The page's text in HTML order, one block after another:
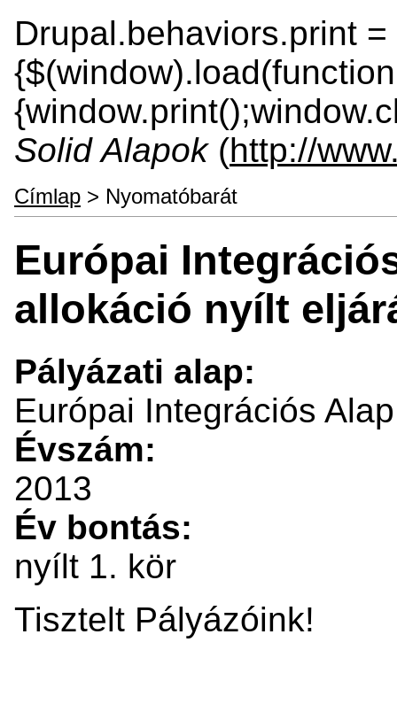
Drupal.behaviors.print
Solid Alapok(http://
Címlap > Nyomatóbarát
Európai
allokáció nyílt
Pályázati alap:
Európai Integrációs Alap
Évszám:
2013
Év bontás:
nyílt 1. kör
Tisztelt Pályázóink!